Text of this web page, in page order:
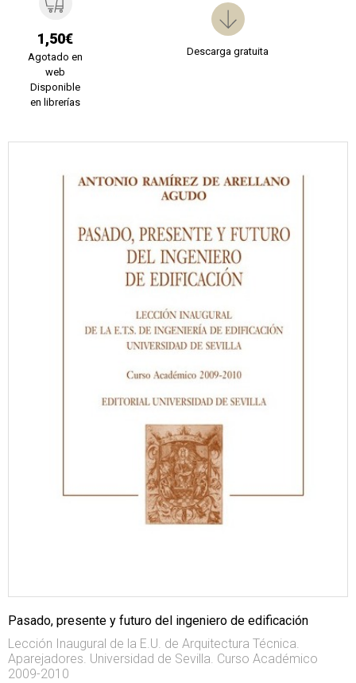
1,50€
Agotado en
web
Disponible
en librerías
Descarga gratuita
Pasado, presente y futuro del ingeniero de edificación
Lección Inaugural de la E.U. de Arquitectura Técnica.
Aparejadores. Universidad de Sevilla. Curso Académico
2009-2010